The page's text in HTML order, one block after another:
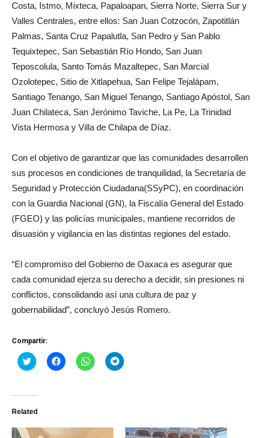
Costa, Istmo, Mixteca, Papaloapan, Sierra Norte, Sierra Sur y
Valles Centrales, entre ellos: San Juan Cotzocón, Zapotitlán
Palmas, Santa Cruz Papalutla, San Pedro y San Pablo
Tequixtepec, San Sebastián Río Hondo, San Juan
Teposcolula, Santo Tomás Mazaltepec, San Marcial
Ozolotepec, Sitio de Xitlapehua, San Felipe Tejalápam,
Santiago Tenango, San Miguel Tenango, Santiago Apóstol, San
Juan Chilateca, San Jerónimo Taviche, La Pe, La Trinidad
Vista Hermosa y Villa de Chilapa de Díaz.
Con el objetivo de garantizar que las comunidades desarrollen
sus procesos en condiciones de tranquilidad, la Secretaría de
Seguridad y Protección Ciudadana(SSyPC), en coordinación
con la Guardia Nacional (GN), la Fiscalía General del Estado
(FGEO) y las policías municipales, mantiene recorridos de
disuasión y vigilancia en las distintas regiones del estado.
“El compromiso del Gobierno de Oaxaca es asegurar que
cada comunidad ejerza su derecho a decidir, sin presiones ni
conflictos, consolidando así una cultura de paz y
gobernabilidad”, concluyó Jesús Romero.
Compartir:
Haz
clic
Twitter
abre
una
ventana
Haz
clic
una
ventana
Haz
clic
una
Haz
clic
una
ventana
Related